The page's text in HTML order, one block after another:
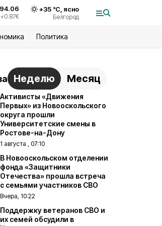
94.06
+0.87€
+35°С, ясно
Белгород
Политика
Неделю Месяц
Активисты «Движения
Первых» из Новооскольского
округа прошли
Университетские смены в
Ростове-на-Дону
1 августа , 07:10
В Новооскольском отделении
фонда «Защитники
Отечества» прошла встреча
с семьями участников СВО
Вчера, 10:22
Поддержку ветеранов СВО и
их семей обсудили в